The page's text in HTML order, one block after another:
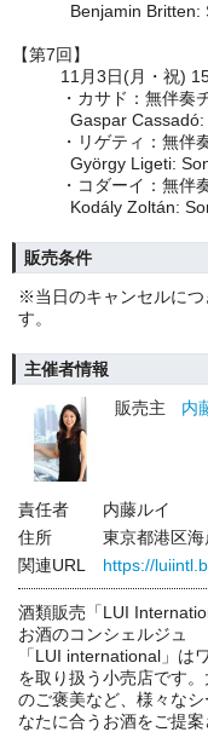
Benjamin Britten:
【第7回】
11月3日(月・祝)
・カサド：無伴奏
Gaspar
・リゲティ：無伴
György Ligeti:
・コダーイ：無伴
Kodály Zoltán:
販売条件
※当日のキャンセルにつ
す。
主催者情報
販売主
内
責任者
内藤ルイ
住所
東京都港区
関連URL
https://
酒類販売「LUI
お酒のコンシェルジュ
「LUI international」は
を取り扱う小売店です
のご褒美など、様々な
なたに合うお酒をご提案